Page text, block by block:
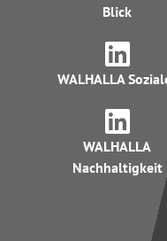
Blick
WALHALLA
WALHALLA
Nachhaltigkeit